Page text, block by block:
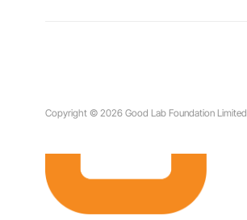
Copyright © 2026 Good Lab Foundation Limited